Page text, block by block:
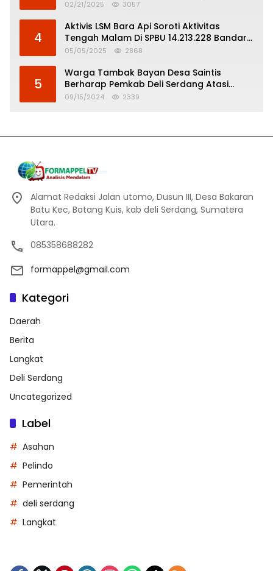
Serdang
02/21/2025 3057
4
Aktivis LSM Bara Api Soroti Aktivitas
Tengah Malam Di SPBU 14.213.228 Bandar
Tinggi
05/05/2025 2868
5
Warga Tambak Bayan Desa Saintis
Berharap Pemkab Deli Serdang Atasi
Banjir
09/15/2024 2339
Alamat Redaksi Jalan utomo, Dusun III, Desa Bakaran
Batu Kec, Batang Kuis, kab deli Serdang, Sumatera
Utara.
085358688282
formappel@gmail.com
Kategori
Daerah
Berita
Langkat
Deli Serdang
Uncategorized
Label
Asahan
Pelindo
Pemerintah
deli serdang
Langkat